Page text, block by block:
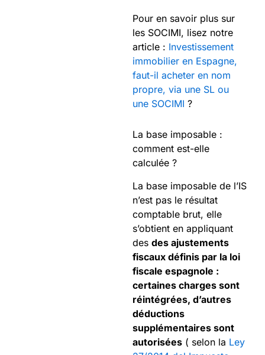
Pour en savoir plus sur
les SOCIMI, lisez notre
article : Investissement
immobilier en Espagne,
faut-il acheter en nom
propre, via une SL ou
une SOCIMI ?
La base imposable :
comment est-elle
calculée ?
La base imposable de l’IS
n’est pas le résultat
comptable brut, elle
s’obtient en appliquant
des des ajustements
fiscaux définis par la loi
fiscale espagnole :
certaines charges sont
réintégrées, d’autres
déductions
supplémentaires sont
autorisées ( selon la Ley